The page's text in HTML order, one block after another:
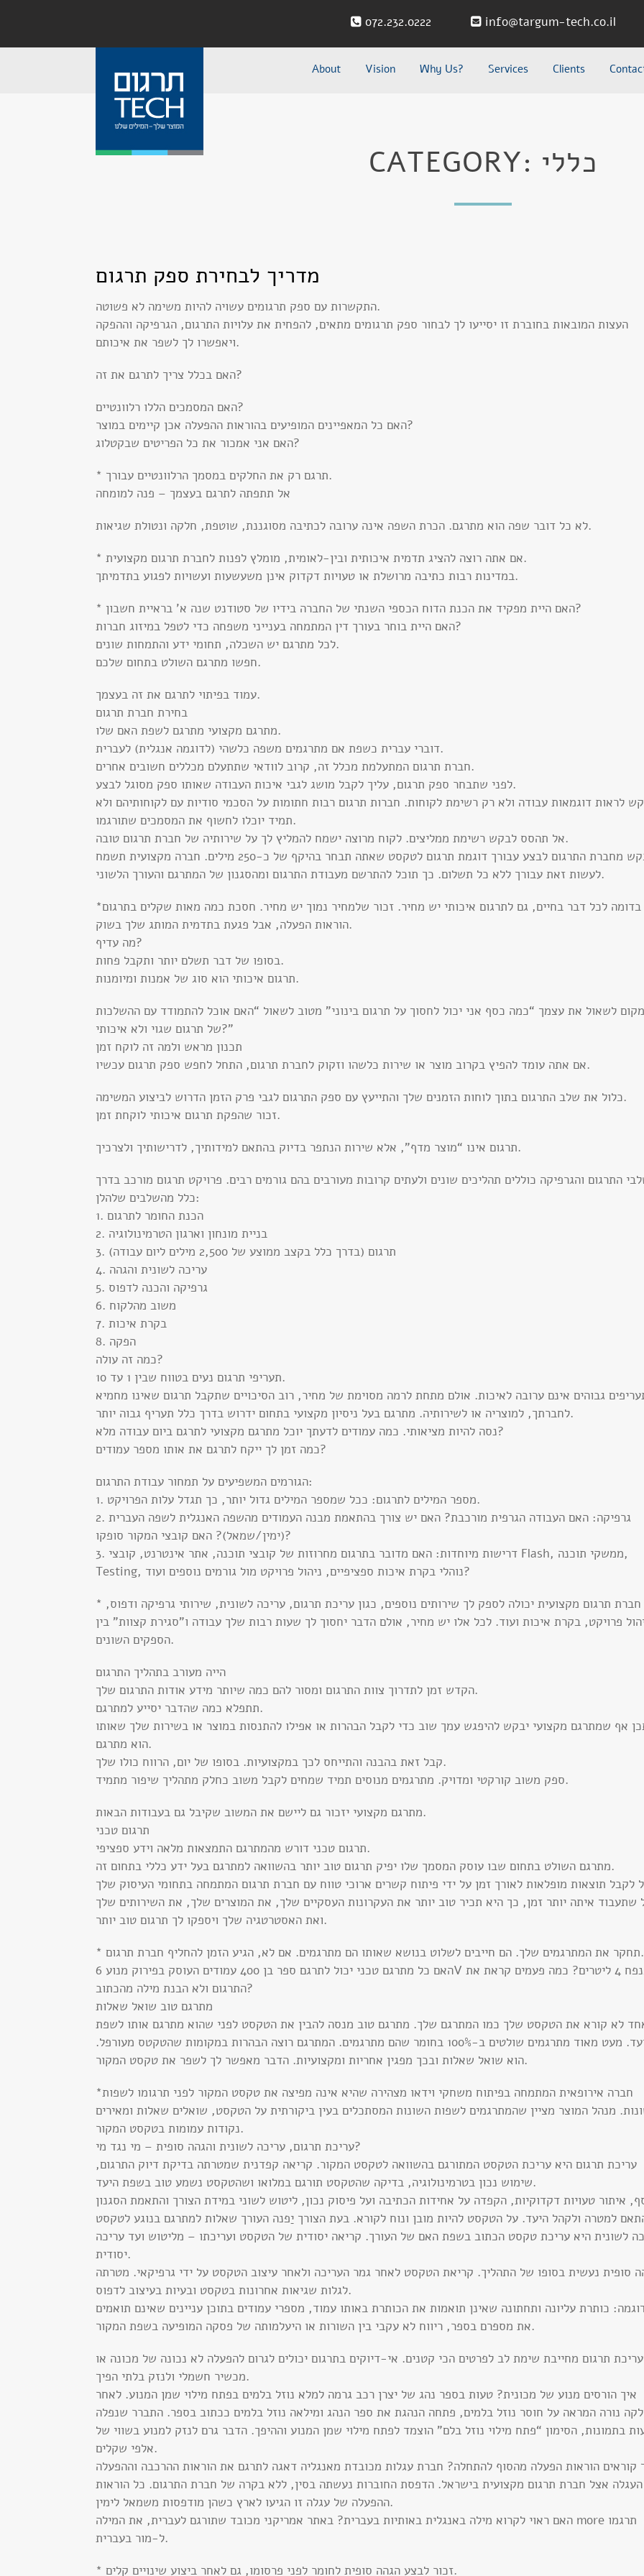
072.232.0222 info@targum-tech.co.il
About Vision Why Us? Services Clients
CATEGORY: כללי
מדריך לבחירת ספק תרגום
התקשרות עם ספק תרגומים עשויה להיות משימה לא פשוטה.
העצות המובאות בחוברת זו יסייעו לך לבחור ספק תרגומים מתאים, להפחית את עלויות התרגום, הגרפיקה וההפקה
ויאפשרו לך לשפר את איכותם.
האם בכלל צריך לתרגם את זה?
האם המסמכים הללו רלוונטיים?
האם כל המאפיינים המופיעים בהוראות ההפעלה אכן קיימים במוצר?
האם אני אמכור את כל הפריטים שבקטלוג?
* תרגם רק את החלקים במסמך הרלוונטיים עבורך.
אל תתפתה לתרגם בעצמך – פנה למומחה
לא כל דובר שפה הוא מתרגם. הכרת השפה אינה ערובה לכתיבה מסוגננת, שוטפת, חלקה ונטולת שגיאות.
* אם אתה רוצה להציג תדמית איכותית ובין-לאומית, מומלץ לפנות לחברת תרגום מקצועית.
במדינות רבות כתיבה מרושלת או טעויות דקדוק אינן משעשעות ועשויות לפגוע בתדמיתך.
* האם היית מפקיד את הכנת הדוח הכספי השנתי של החברה בידיו של סטודנט שנה א’ בראיית חשבון?
האם היית בוחר בעורך דין המתמחה בענייני משפחה כדי לטפל במיזוג חברות?
לכל מתרגם יש השכלה, תחומי ידע והתמחות שונים.
חפשו מתרגם השולט בתחום שלכם.
עמוד בפיתוי לתרגם את זה בעצמך.
בחירת חברת תרגום
מתרגם מקצועי מתרגם לשפת האם שלו.
דוברי עברית כשפת אם מתרגמים משפה כלשהי (לדוגמה אנגלית) לעברית.
חברת תרגום המתעלמת מכלל זה, קרוב לוודאי שתתעלם מכללים חשובים אחרים.
לפני שתבחר ספק תרגום, עליך לקבל מושג לגבי איכות העבודה שאותו ספק מסוגל לבצע.
לראות דוגמאות עבודה ולא רק רשימת לקוחות. חברות תרגום רבות חתומות על הסכמי סודיות עם לקוחותיהם ולא
תמיד יוכלו לחשוף את המסמכים שתורגמו.
אל תהסס לבקש רשימת ממליצים. לקוח מרוצה ישמח להמליץ לך על שירותיה של חברת תרגום טובה.
בקש מחברת התרגום לבצע עבורך דוגמת תרגום לטקסט שאתה תבחר בהיקף של כ-250 מילים. חברה מקצועית תשמח
לעשות זאת עבורך ללא כל תשלום. כך תוכל להתרשם מעבודת התרגום ומהסגנון של המתרגם והעורך הלשוני.
*בדומה לכל דבר בחיים, גם לתרגום איכותי יש מחיר. זכור שלמחיר נמוך יש מחיר. חסכת כמה מאות שקלים בתרגום
הוראות הפעלה, אבל פגעת בתדמית המותג שלך בשוק.
מה עדיף?
בסופו של דבר תשלם יותר ותקבל פחות.
תרגום איכותי הוא סוג של אמנות ומיומנות.
לשאול את עצמך “כמה כסף אני יכול לחסוך על תרגום בינוני” מטוב לשאול “האם אוכל להתמודד עם ההשלכות
של תרגום שגוי ולא איכותי?”
תכנון מראש ולמה זה לוקח זמן
אם אתה עומד להפיץ בקרוב מוצר או שירות כלשהו וזקוק לחברת תרגום, התחל לחפש ספק תרגום עכשיו.
כלול את שלב התרגום בתוך לוחות הזמנים שלך והתייעץ עם ספק התרגום לגבי פרק הזמן הדרוש לביצוע המשימה.
זכור שהפקת תרגום איכותי לוקחת זמן.
תרגום אינו “מוצר מדף”, אלא שירות הנתפר בדיוק בהתאם למידותיך, לדרישותיך ולצרכיך.
התרגום והגרפיקה כוללים תהליכים שונים ולעתים קרובות מעורבים בהם גורמים רבים. פרויקט תרגום מורכב בדרך
כלל מהשלבים שלהלן:
1. הכנת החומר לתרגום
2. בניית מונחון וארגון הטרמינולוגיה
3. תרגום (בדרך כלל בקצב ממוצע של 2,500 מילים ליום עבודה)
4. עריכה לשונית והגהה
5. גרפיקה והכנה לדפוס
6. משוב מהלקוח
7. בקרת איכות
8. הפקה
כמה זה עולה?
תעריפי תרגום נעים בטווח שבין 1 עד 10.
גבוהים אינם ערובה לאיכות. אולם מתחת לרמה מסוימת של מחיר, רוב הסיכויים שתקבל תרגום שאינו מחמיא
לחברתך, למוצריה או לשירותיה. מתרגם בעל ניסיון מקצועי בתחום ידרוש בדרך כלל תעריף גבוה יותר.
נסה להיות מציאותי. כמה עמודים לדעתך יוכל מתרגם מקצועי לתרגם ביום עבודה מלא?
כמה זמן לך ייקח לתרגם את אותו מספר עמודים?
הגורמים המשפיעים על תמחור עבודת התרגום:
1. מספר המילים לתרגום: ככל שמספר המילים גדול יותר, כך תגדל עלות הפרויקט.
2. גרפיקה: האם העבודה הגרפית מורכבת? האם יש צורך בהתאמת מבנה העמודים מהשפה האנגלית לשפה העברית
(ימין/שמאל)? האם קובצי המקור סופקו?
3. דרישות מיוחדות: האם מדובר בתרגום מחרוזות של קובצי תוכנה, אתר אינטרנט, קובצי Flash, ממשקי תוכנה,
Testing, נוהלי בקרת איכות ספציפיים, ניהול פרויקט מול גורמים נוספים ועוד?
* חברת תרגום מקצועית יכולה לספק לך שירותים נוספים, כגון עריכת תרגום, עריכה לשונית, שירותי גרפיקה ודפוס,
פרויקט, בקרת איכות ועוד. לכל אלו יש מחיר, אולם הדבר יחסוך לך שעות רבות שלך עבודה ו”סגירת קצוות” בין
הספקים השונים.
הייה מעורב בתהליך התרגום
הקדש זמן לתדרוך צוות התרגום ומסור להם כמה שיותר מידע אודות התרגום שלך.
תתפלא כמה שהדבר יסייע למתרגם.
אף שמתרגם מקצועי יבקש להיפגש עמך שוב כדי לקבל הבהרות או אפילו להתנסות במוצר או בשירות שלך שאותו
הוא מתרגם.
קבל זאת בהבנה והתייחס לכך במקצועיות. בסופו של יום, הרווח כולו שלך.
ספק משוב קורקטי ומדויק. מתרגמים מנוסים תמיד שמחים לקבל משוב כחלק מתהליך שיפור מתמיד.
מתרגם מקצועי יזכור גם ליישם את המשוב שקיבל גם בעבודות הבאות.
תרגום טכני
תרגום טכני דורש מהמתרגם התמצאות מלאה וידע ספציפי.
מתרגם השולט בתחום שבו עוסק המסמך שלו יפיק תרגום טוב יותר בהשוואה למתרגם בעל ידע כללי בתחום זה.
שתעבוד איתה יותר זמן, כך היא תכיר טוב יותר את העקרונות העסקיים שלך, את המוצרים שלך, את השירותים שלך
ואת האסטרטגיה שלך ויספקו לך תרגום טוב יותר.
* תחקר את המתרגמים שלך. הם חייבים לשלוט בנושא שאותו הם מתרגמים. אם לא, הגיע הזמן להחליף חברת תרגום.
האם כל מתרגם טכני יכול לתרגם ספר בן 400 עמודים העוסק בפירוק מנוע 6V בנפח 4 ליטרים? כמה פעמים קראת את
התרגום ולא הבנת מילה מהכתוב?
מתרגם טוב שואל שאלות
לא קורא את הטקסט שלך כמו המתרגם שלך. מתרגם טוב מנסה להבין את הטקסט לפני שהוא מתרגם אותו לשפת
היעד. מעט מאוד מתרגמים שולטים ב-100% בחומר שהם מתרגמים. המתרגם רוצה הבהרות במקומות שהטקטס מעורפל.
הוא שואל שאלות ובכך מפגין אחריות ומקצועיות. הדבר מאפשר לך לשפר את טקסט המקור.
*חברה אירופאית המתמחה בפיתוח משחקי וידאו מצהירה שהיא אינה מפיצה את טקסט המקור לפני תרגומו לשפות
מנהל המוצר מציין שהמתרגמים לשפות השונות המסתכלים בעין ביקורתית על הטקסט, שואלים שאלות ומאירים
נקודות עמומות בטקסט המקור.
עריכת תרגום, עריכה לשונית והגהה סופית – מי נגד מי?
עריכת תרגום היא עריכת הטקסט המתורגם בהשוואה לטקסט המקור. קריאה קפדנית שמטרתה בדיקת דיוק התרגום,
שימוש נכון בטרמינולוגיה, בדיקה שהטקסט תורגם במלואו ושהטקסט נשמע טוב בשפת היעד.
איתור טעויות דקדוקיות, הקפדה על אחידות הכתיבה ועל פיסוק נכון, ליטוש לשוני במידת הצורך והתאמת הסגנון
לשונית היא עריכת טקסט הכתוב בשפת האם של העורך. קריאה יסודית של הטקסט ועריכתו – מליטוש ועד עריכה
יסודית.
סופית נעשית בסופו של התהליך. קריאת הטקסט לאחר גמר העריכה ולאחר עיצוב הטקסט על ידי גרפיקאי. מטרתה
לגלות שגיאות אחרונות בטקסט ובעיות בעיצוב לדפוס.
כותרת עליונה ותחתונה שאינן תואמות את הכותרת באותו עמוד, מספרי עמודים בתוכן עניינים שאינם תואמים
את מספרם בספר, ריווח לא עקבי בין השורות או היעלמותה של פסקה המופיעה בשפת המקור.
עריכת תרגום מחייבת שימת לב לפרטים הכי קטנים. אי-דיוקים בתרגום יכולים לגרום להפעלה לא נכונה של מכונה או
מכשיר חשמלי ולנזק בלתי הפיך.
איך הורסים מנוע של מכונית? טעות בספר נהג של יצרן רכב גרמה למלא נוזל בלמים בפתח מילוי שמן המנוע. לאחר
נורה המראה על חוסר נוזל בלמים, פתחה הנהגת את ספר הנהג ומילאה נוזל בלמים ככתוב בספר. התברר שנפלה
בתמונות, הסימון “פתח מילוי נוזל בלם” הוצמד לפתח מילוי שמן המנוע וההיפך. הדבר גרם לנזק למנוע בשווי של
אלפי שקלים.
קוראים הוראות הפעלה מהסוף להתחלה? חברת עגלות מכובדת מאנגליה דאגה לתרגם את הוראות ההרכבה וההפעלה
אצל חברת תרגום מקצועית בישראל. הדפסת החוברות נעשתה בסין, ללא בקרה של חברת התרגום. כל הוראות
ההפעלה של עגלה זו הגיעו לארץ כשהן מודפסות משמאל לימין.
האם ראוי לקרוא מילה באנגלית באותיות בעברית? באתר אמריקני מכובד שתורגם לעברית, את המילה more תרגמו
ל-מור בעברית.
* זכור לבצע הגהה סופית לחומר לפני פרסומו, גם לאחר ביצוע שינויים קלים.